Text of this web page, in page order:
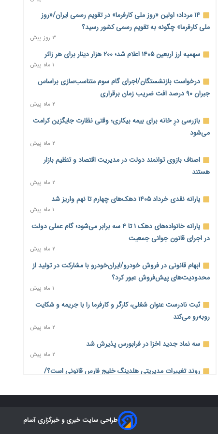
۱۰ ساعت پیش
وام بدون رتبه اعتباری؛ صندوق کارآفرینی امید از حمایت متفاوت
ناترازی برق ۳۰ درصد کاهش یافت؛ وعده وزارت نیرو برای رفع
محدودیت صنایع
ورود بخش خصوصی به حکمرانی اشتغال؛ «یاوران پیشرفت»
امسال گسترده‌تر می‌شود
مطالبه کارگران جنوب برای پرداخت «حق جنگ»؛ از نفت و گاز تا
شبکه برق
حساب‌های شرکت ملی نفت در بانک صنعت و معدن مسدود
شد؛ بدهی یک میلیارد دلاری
درآمد کارگزاری‌ها چقدر است؟ کانون کارگزاران اعداد منتشرشده
در فضای مجازی را تکذیب کرد
بیکاری ۷ درصدی روی کاغذ؛ آیا در واقعیت هم این چنین است؟
روز خبرنگار؛ مطالبه‌ای فراتر از تبریک برای پاسداشت حقیقت و
امنیت شغلی
زائران اربعین نگران ارز باقی‌مانده نباشند؛ خرید دینار در بانک‌ها و
صرافی‌ها
جنگ کریدورها وارد فاز جدید شد؛ سرمایه‌گذاری ۳۴۵ میلیارد
۳ روز پیش
۱۴ مرداد؛ اولین «روز ملی کارفرما» در تقویم رسمی ایران/«روز
ملی کارفرما» چگونه به تقویم رسمی کشور رسید؟
۳ روز پیش
سهمیه ارز اربعین ۱۴۰۵ اعلام شد؛ ۲۰۰ هزار دینار برای هر زائر
۱ ماه پیش
درخواست بازنشستگان/اجرای گام سوم متناسب‌سازی براساس
جبران ۹۰ درصد افت ضریب زمان برقراری
۲ ماه پیش
بازرسی درِ خانه برای بیمه بیکاری؛ وقتی نظارت جایگزین کرامت
می‌شود
۲ ماه پیش
اصناف بازوی توانمند دولت در مدیریت اقتصاد و تنظیم بازار
هستند
۲ ماه پیش
یارانه نقدی خرداد ۱۴۰۵ دهک‌های چهارم تا نهم واریز شد
۱ ماه پیش
یارانه خانواده‌های دهک ۱ تا ۴ سه برابر می‌شود؛ گام عملی دولت
در اجرای قانون جوانی جمعیت
۲ ماه پیش
ابهام قانونی در فروش خودرو/ایران‌خودرو با مشارکت در تولید از
محدودیت‌های پیش‌فروش عبور کرد؟
۱ ماه پیش
ثبت نادرست عنوان شغلی، کارگر و کارفرما را با جریمه و شکایت
روبه‌رو می‌کند
۲ ماه پیش
سه نماد جدید اخزا در فرابورس پذیرش شد
۲ ماه پیش
روند تغییرات مدیریتی هلدینگ خلیج فارس قانونی است؟/
۱ ماه پیش
هشدار درباره «۴ درصد» مشاغل سخت و زیان‌آور/کارفرمایان
پرداخت را به بازنشستگی موکول نکنندطراحی سایت خبری و خبرگزاری آسام